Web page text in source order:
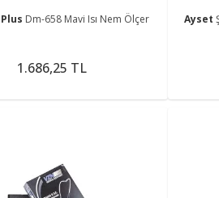
Dm-658 Mavi Isı Nem Ölçer
1.686,25 TL
Ayset